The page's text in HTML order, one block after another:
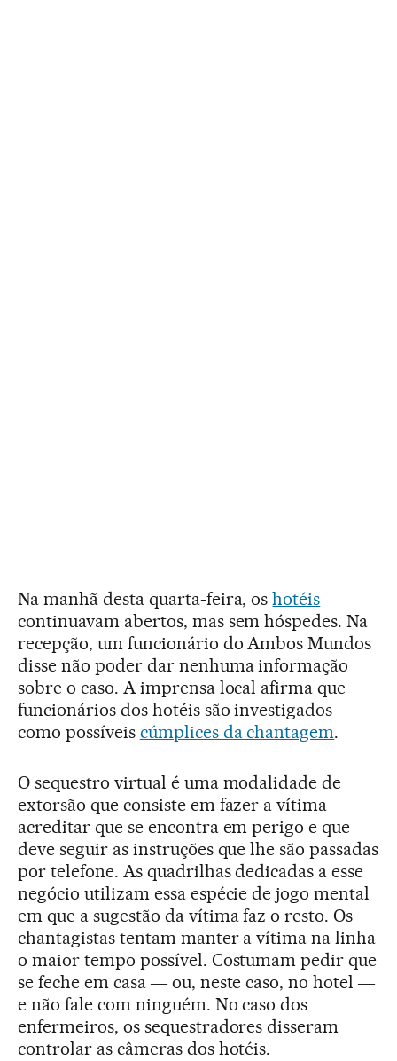
Na manhã desta quarta-feira, oshotéis
continuavam abertos, mas sem hóspedes. Na
recepção, um funcionário do Ambos Mundos
disse não poder dar nenhuma informação
sobre o caso. A imprensa local afirma que
funcionários dos hotéis são investigados
como possíveis cúmplices da chantagem.
O sequestro virtual é uma modalidade de
extorsão que consiste em fazer a vítima
acreditar que se encontra em perigo e que
deve seguir as instruções que lhe são passadas
por telefone. As quadrilhas dedicadas a esse
negócio utilizam essa espécie de jogo mental
em que a sugestão da vítima faz o resto. Os
chantagistas tentam manter a vítima na linha
o maior tempo possível. Costumam pedir que
se feche em casa ― ou, neste caso, no hotel ―
e não fale com ninguém. No caso dos
enfermeiros, os sequestradores disseram
controlar as câmeras dos hotéis.